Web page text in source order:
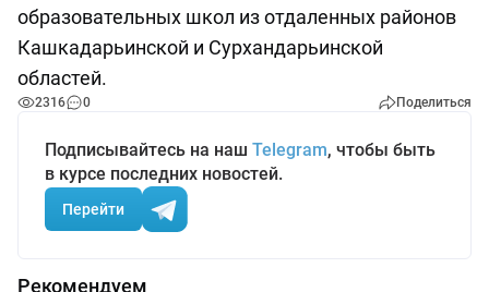
образовательных школ из отдаленных районов
Кашкадарьинской и Сурхандарьинской
областей.
2316 0 Поделиться
Подписывайтесь на наш Telegram, чтобы быть
в курсе последних новостей.
Перейти
Рекомендуем